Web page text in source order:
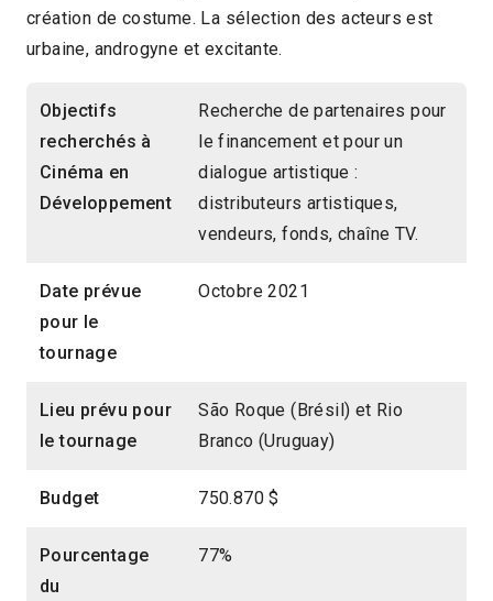
création de costume. La sélection des acteurs est
urbaine, androgyne et excitante.
Objectifs
recherchés à
Cinéma en
Développement
Recherche de partenaires pour
le financement et pour un
dialogue artistique :
distributeurs artistiques,
vendeurs, fonds, chaîne TV.
Date prévue
pour le
tournage
Octobre 2021
Lieu prévu pour
le tournage
São Roque (Brésil) et Rio
Branco (Uruguay)
Budget 750.870 $
Pourcentage
du
77%